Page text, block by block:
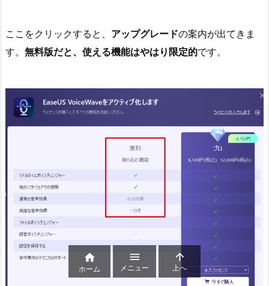
ここをクリックすると、 アップグレードの案内が出てきま
す。 無料版だと、使える機能はやはり限定的です。

ホーム

メニュー

上へ